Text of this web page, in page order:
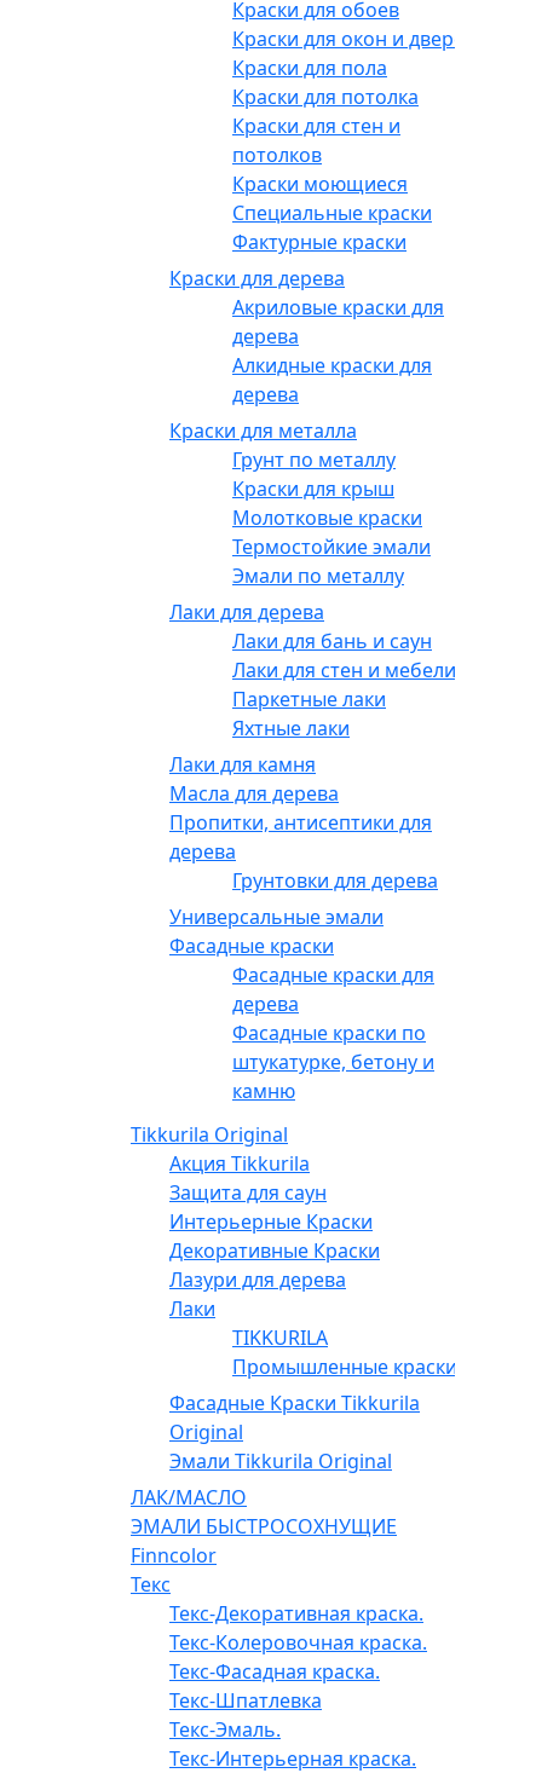
Краски для обоев
Краски для окон и дверей
Краски для пола
Краски для потолка
Краски для стен и
потолков
Краски моющиеся
Специальные краски
Фактурные краски
Краски для дерева
Акриловые краски для
дерева
Алкидные краски для
дерева
Краски для металла
Грунт по металлу
Краски для крыш
Молотковые краски
Термостойкие эмали
Эмали по металлу
Лаки для дерева
Лаки для бань и саун
Лаки для стен и мебели
Паркетные лаки
Яхтные лаки
Лаки для камня
Масла для дерева
Пропитки, антисептики для
дерева
Грунтовки для дерева
Универсальные эмали
Фасадные краски
Фасадные краски для
дерева
Фасадные краски по
штукатурке, бетону и
камню
Tikkurila Original
Акция Tikkurila
Защита для саун
Интерьерные Краски
Декоративные Краски
Лазури для дерева
Лаки
TIKKURILA
Промышленные краски
Фасадные Краски Tikkurila
Original
Эмали Tikkurila Original
ЛАК/МАСЛО
ЭМАЛИ БЫСТРОСОХНУЩИЕ
Finncolor
Текс
Текс-Декоративная краска.
Текс-Колеровочная краска.
Текс-Фасадная краска.
Текс-Шпатлевка
Текс-Эмаль.
Текс-Интерьерная краска.